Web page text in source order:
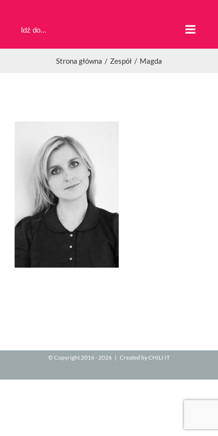
zawartości
Idź do...
Strona główna Zespół Magda
© Copyright 2016 -2026 | Created byCHILI IT